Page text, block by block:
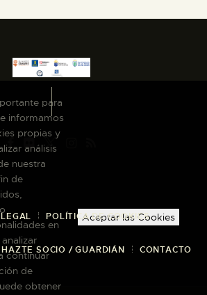
POLÍTICA DE COOKIES
HAZTE SOCIO / GUARDIÁN CONTACTO
para
informamos
propias y
análisis
nuestra
de
en
continuar
de
obtener
Aceptar las Cookies